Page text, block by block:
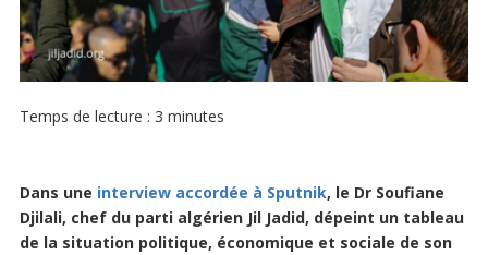
Temps de lecture : 3 minutes
Dans une interview accordée à Sputnik, le Dr Soufiane
Djilali, chef du parti algérien Jil Jadid, dépeint un tableau
de la situation politique, économique et sociale de son